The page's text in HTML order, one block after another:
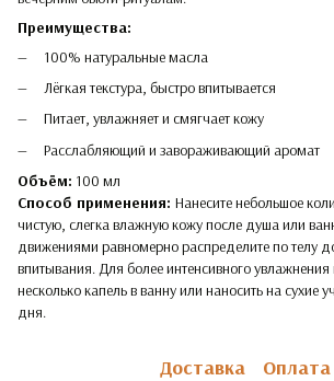
Преимущества:
100% натуральные масла
Лёгкая текстура, быстро впитывается
Питает, увлажняет и смягчает кожу
Расслабляющий и завораживающий аромат
Объём: 100 мл
Способ применения: Нанесите небольшое
чистую, слегка влажную кожу после душа или
движениями равномерно распределите по телу
впитывания. Для более интенсивного
несколько капель в ванну или наносить на сухие
дня.
Доставка Оплата